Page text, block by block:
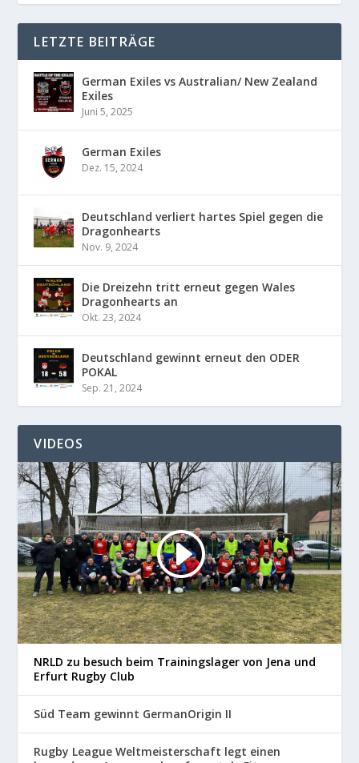
LETZTE BEITRÄGE
German Exiles vs Australian/ New Zealand
Exiles
Juni 5, 2025
German Exiles
Dez. 15, 2024
Deutschland verliert hartes Spiel gegen die
Dragonhearts
Nov. 9, 2024
Die Dreizehn tritt erneut gegen Wales
Dragonhearts an
Okt. 23, 2024
Deutschland gewinnt erneut den ODER
POKAL
Sep. 21, 2024
VIDEOS
NRLD zu besuch beim Trainingslager von Jena und
Erfurt Rugby Club
Süd Team gewinnt GermanOrigin II
Rugby League Weltmeisterschaft legt einen